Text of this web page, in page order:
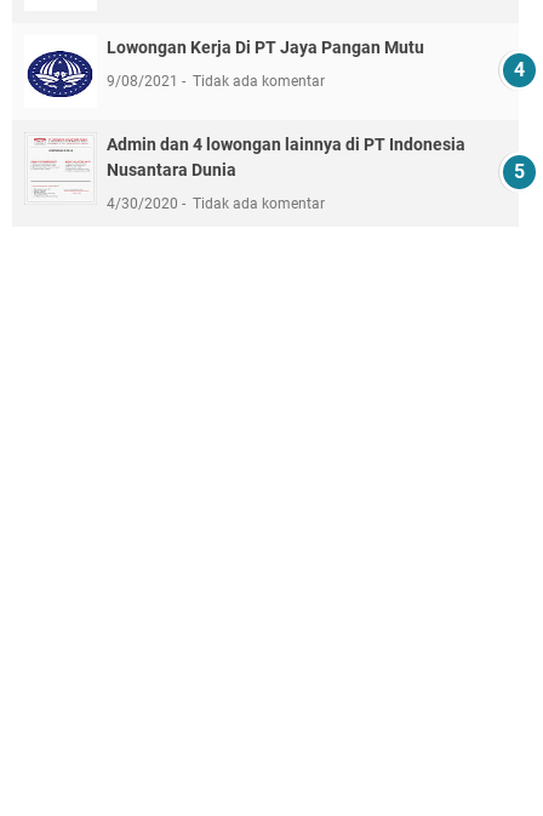
Lowongan Kerja Di PT Jaya Pangan Mutu
9/08/2021 Tidak ada komentar
Admin dan 4 lowongan lainnya di PT Indonesia
Nusantara Dunia
4/30/2020 Tidak ada komentar